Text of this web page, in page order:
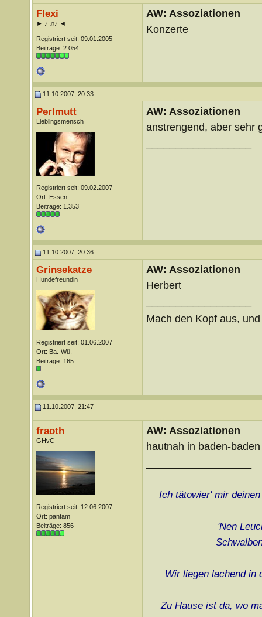
Flexi
► ♪ ♫♪ ◄
Registriert seit: 09.01.2005
Beiträge: 2.054
AW: Assoziationen
Konzerte
11.10.2007, 20:33
Perlmutt
Lieblingsmensch
Registriert seit: 09.02.2007
Ort: Essen
Beiträge: 1.353
AW: Assoziationen
anstrengend, aber sehr
11.10.2007, 20:36
Grinsekatze
Hundefreundin
Registriert seit: 01.06.2007
Ort: Ba.-Wü.
Beiträge: 165
AW: Assoziationen
Herbert
Mach den Kopf aus,
11.10.2007, 21:47
fraoth
GHvC
Registriert seit: 12.06.2007
Ort: pantam
Beiträge: 856
AW: Assoziationen
hautnah in baden-
Ich tätowier' mir
'Nen
Wir liegen lachend in
Zu Hause ist da, wo